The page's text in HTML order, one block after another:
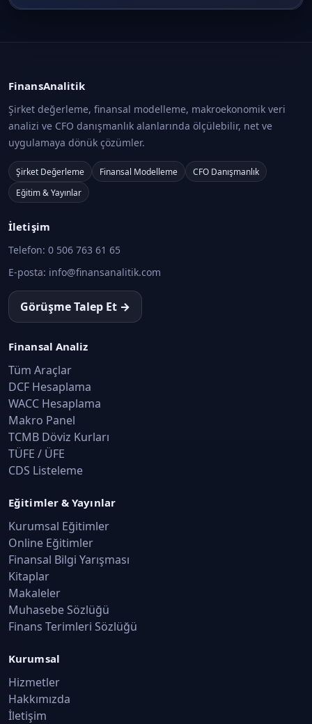
FinansAnalitik
Şirket değerleme, finansal modelleme, makroekonomik veri
analizi ve CFO danışmanlık alanlarında ölçülebilir, net ve
uygulamaya dönük çözümler.
Şirket Değerleme Finansal Modelleme
CFO Danışmanlık
Eğitim & Yayınlar
İletişim
Telefon: 0 506 763 61 65
E-posta: info@finansanalitik.com
Görüşme Talep Et →
Finansal Analiz
Tüm Araçlar
DCF Hesaplama
WACC Hesaplama
Makro Panel
TCMB Döviz Kurları
TÜFE / ÜFE
CDS Listeleme
Eğitimler & Yayınlar
Kurumsal Eğitimler
Online Eğitimler
Finansal Bilgi Yarışması
Kitaplar
Makaleler
Muhasebe Sözlüğü
Finans Terimleri Sözlüğü
Kurumsal
Hizmetler
Hakkımızda
İletişim